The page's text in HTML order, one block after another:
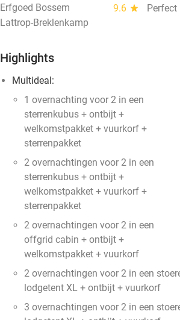
Erfgoed Bossem 9.6 star
Perfect
Lattrop-Breklenkamp
Highlights
Multideal:
1 overnachting voor 2 in een
sterrenkubus + ontbijt +
welkomstpakket + vuurkorf +
sterrenpakket
2 overnachtingen voor 2 in een
sterrenkubus + ontbijt +
welkomstpakket + vuurkorf +
sterrenpakket
2 overnachtingen voor 2 in een
offgrid cabin + ontbijt +
welkomstpakket + vuurkorf
2 overnachtingen voor 2 in een
lodgetent XL + ontbijt + vuurkorf
3 overnachtingen voor 2 in een